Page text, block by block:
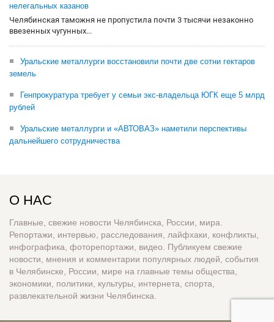
нелегальных казанов
Челябинская таможня не пропустила почти 3 тысячи незаконно
ввезенных чугунных...
Уральские металлурги восстановили почти две сотни гектаров
земель
Генпрокуратура требует у семьи экс-владельца ЮГК еще 5 млрд
рублей
Уральские металлурги и «АВТОВАЗ» наметили перспективы
дальнейшего сотрудничества
О НАС
Главные, свежие новости Челябинска, России, мира.
Репортажи, интервью, расследования, лайфхаки, конфликты,
инфографика, фоторепортажи, видео. Публикуем свежие
новости, мнения и комментарии популярных людей, события
в Челябинске, России, мире на главные темы общества,
экономики, политики, культуры, интернета, спорта,
развлекательной жизни Челябинска.